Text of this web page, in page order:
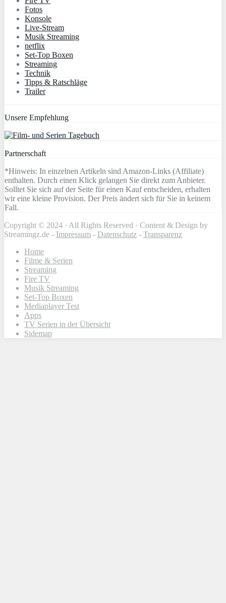
Fotos
Konsole
Live-Stream
Musik Streaming
netflix
Set-Top Boxen
Streaming
Technik
Tipps & Ratschläge
Trailer
Unsere Empfehlung
Partnerschaft
*Hinweis: In einzelnen Artikeln sind Amazon-Links (Affiliate)
enthalten. Durch einen Klick gelangen Sie direkt zum Anbieter.
Solltet Sie sich auf der Seite für einen Kauf entscheiden, erhalten
wir eine kleine Provision. Der Preis ändert sich für Sie in keinem
Fall.
Copyright © 2024 · All Rights Reserved · Content & Design by
Streamingz.de - Impressum - Datenschutz - Transparenz
Home
Filme & Serien
Streaming
Fire TV
Musik Streaming
Set-Top Boxen
Mediaplayer Test
Apps
TV Serien in der Übersicht
Sidemap